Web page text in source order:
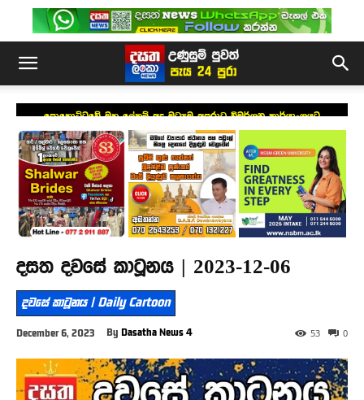
පොහොට්ටුවේ මහ ලේකම් අද මධ්‍යම අපරාධ විමර්ශන කාර්යාංශයට
දසත දවසේ කාටූනය | 2023-12-06
දවසේ කාටූනය | Daily Cartoon
December 6, 2023 By Dasatha News 4 0
53